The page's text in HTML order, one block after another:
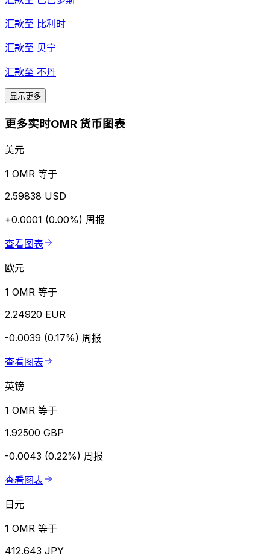
汇款至 比利时
汇款至 贝宁
汇款至 不丹
显示更多
更多实时OMR 货币图表
美元
1 OMR 等于
2.59838 USD
+0.0001 (0.00%) 周报
查看图表
欧元
1 OMR 等于
2.24920 EUR
-0.0039 (0.17%) 周报
查看图表
英镑
1 OMR 等于
1.92500 GBP
-0.0043 (0.22%) 周报
查看图表
日元
1 OMR 等于
412.643 JPY